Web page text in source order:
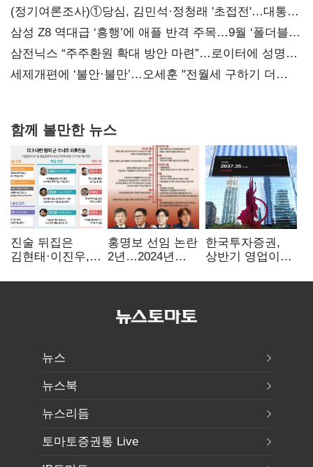
(정기여론조사)①당심, 김민석·정청래 '초접전'…대통령
지지도 '50% 아래로'(종합)
삼성 Z8 역대급 ‘흥행’에 애플 반격 주목…9월 ‘폴더블
대전’
삼전닉스 “주주환원 확대 방안 마련”…로이터에 성명
보내
세제개편에 ‘불안·불만’…오세훈 "전월세 구하기 더
함께 볼만한 뉴스
진술 뒤집은
김현태·이진우,
헌신"…법정서
홍명보 선임 논란
2년…2024년
압색까지
한국투자증권,
상반기 영업이익
전년비 89.1%↑
뉴스
뉴스북
뉴스리듬
토마토증권통 Live